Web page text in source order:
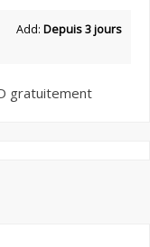
Add: Depuis 3 jours
gratuitement